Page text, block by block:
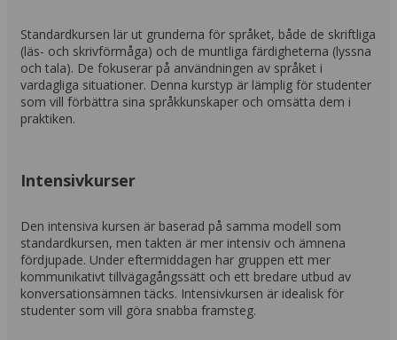
Standardkursen lär ut grunderna för språket, både de skriftliga
(läs- och skrivförmåga) och de muntliga färdigheterna (lyssna
och tala). De fokuserar på användningen av språket i
vardagliga situationer. Denna kurstyp är lämplig för studenter
som vill förbättra sina språkkunskaper och omsätta dem i
praktiken.
Intensivkurser
Den intensiva kursen är baserad på samma modell som
standardkursen, men takten är mer intensiv och ämnena
fördjupade. Under eftermiddagen har gruppen ett mer
kommunikativt tillvägagångssätt och ett bredare utbud av
konversationsämnen täcks. Intensivkursen är idealisk för
studenter som vill göra snabba framsteg.